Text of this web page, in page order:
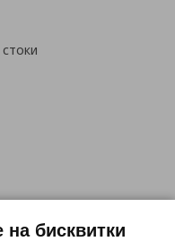
на бисквитки